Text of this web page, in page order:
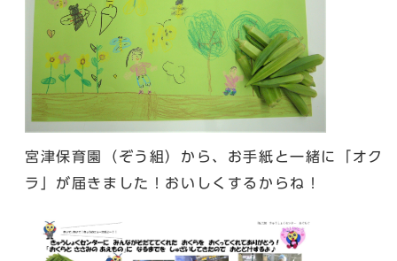
宮津保育園（ぞう組）から、お手紙と一緒に「オク
ラ」が届きました！おいしくするからね！